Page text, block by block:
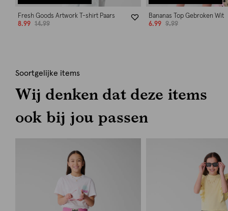
Fresh Goods Artwork T-shirt Paars
8.99
14.99
Bananas Top Gebroken Wit
6.99
9.99
Soortgelijke items
Wij denken dat deze items
ook bij jou passen